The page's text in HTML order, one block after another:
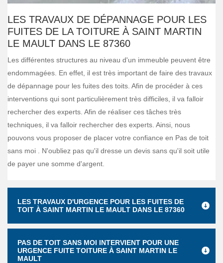
LES TRAVAUX DE DÉPANNAGE POUR LES
FUITES DE LA TOITURE À SAINT MARTIN
LE MAULT DANS LE 87360
Les différentes structures au niveau d'un immeuble peuvent être
endommagées. En effet, il est très important de faire des travaux
de dépannage pour les fuites des toits. Afin de procéder à ces
interventions qui sont particulièrement très difficiles, il va falloir
rechercher des experts. Afin de réaliser ces tâches très
techniques, il va falloir rechercher des experts. Ainsi, nous
pouvons vous proposer de placer votre confiance en Pas de toit
sans moi . N'oubliez pas qu'il dresse un devis sans qu'il soit utile
de payer une somme d'argent.
LES TRAVAUX D'URGENCE POUR LES FUITES DE
TOIT À SAINT MARTIN LE MAULT DANS LE 87360
PAS DE TOIT SANS MOI INTERVIENT POUR UNE
URGENCE FUITE TOITURE À SAINT MARTIN LE
MAULT